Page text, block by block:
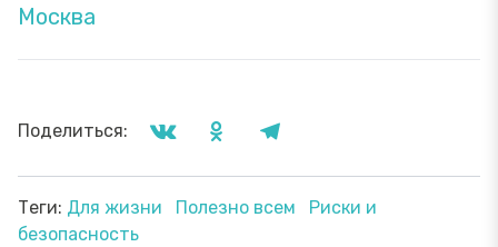
Москва
Поделиться:
Теги: Для жизни Полезно всем
Риски и
безопасность